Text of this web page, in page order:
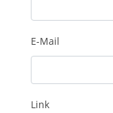
E-Mail
Link